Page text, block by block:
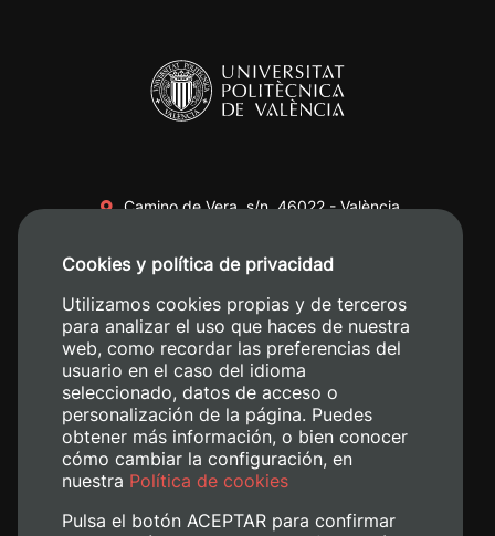
Camino de Vera, s/n. 46022 - València
+34 620 04 00 50
Cookies y política de privacidad
Utilizamos cookies propias y de terceros
para analizar el uso que haces de nuestra
web, como recordar las preferencias del
usuario en el caso del idioma
seleccionado, datos de acceso o
personalización de la página. Puedes
obtener más información, o bien conocer
cómo cambiar la configuración, en
nuestra Política de cookies
Pulsa el botón ACEPTAR para confirmar